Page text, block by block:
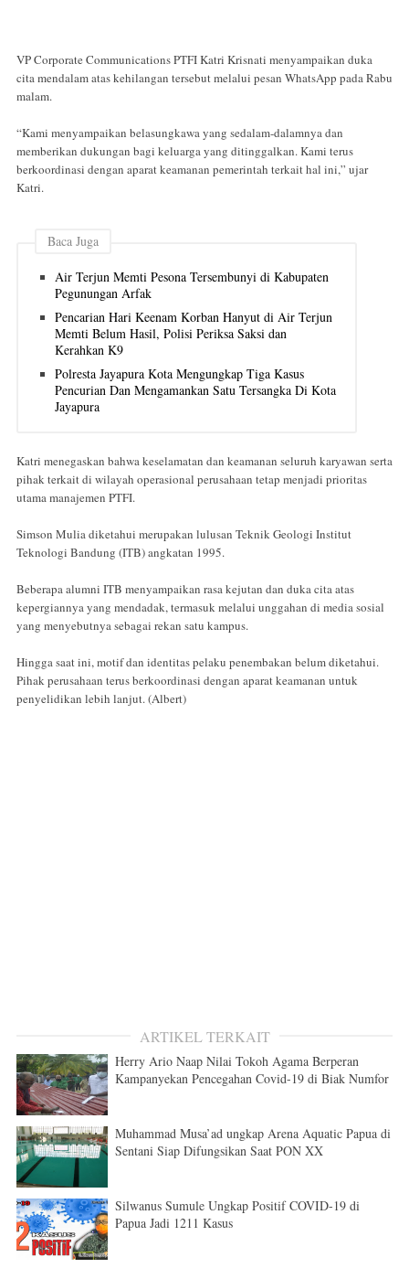
VP Corporate Communications PTFI Katri Krisnati menyampaikan duka
cita mendalam atas kehilangan tersebut melalui pesan WhatsApp pada Rabu
malam.
“Kami menyampaikan belasungkawa yang sedalam-dalamnya dan
memberikan dukungan bagi keluarga yang ditinggalkan. Kami terus
berkoordinasi dengan aparat keamanan pemerintah terkait hal ini,” ujar
Katri.
Baca Juga
Air Terjun Memti Pesona Tersembunyi di Kabupaten
Pegunungan Arfak
Pencarian Hari Keenam Korban Hanyut di Air Terjun
Memti Belum Hasil, Polisi Periksa Saksi dan
Kerahkan K9
Polresta Jayapura Kota Mengungkap Tiga Kasus
Pencurian Dan Mengamankan Satu Tersangka Di Kota
Jayapura
Katri menegaskan bahwa keselamatan dan keamanan seluruh karyawan serta
pihak terkait di wilayah operasional perusahaan tetap menjadi prioritas
utama manajemen PTFI.
Simson Mulia diketahui merupakan lulusan Teknik Geologi Institut
Teknologi Bandung (ITB) angkatan 1995.
Beberapa alumni ITB menyampaikan rasa kejutan dan duka cita atas
kepergiannya yang mendadak, termasuk melalui unggahan di media sosial
yang menyebutnya sebagai rekan satu kampus.
Hingga saat ini, motif dan identitas pelaku penembakan belum diketahui.
Pihak perusahaan terus berkoordinasi dengan aparat keamanan untuk
penyelidikan lebih lanjut. (Albert)
ARTIKEL TERKAIT
Herry Ario Naap Nilai Tokoh Agama Berperan
Kampanyekan Pencegahan Covid-19 di Biak Numfor
Muhammad Musa’ad ungkap Arena Aquatic Papua di
Sentani Siap Difungsikan Saat PON XX
Silwanus Sumule Ungkap Positif COVID-19 di
Papua Jadi 1211 Kasus